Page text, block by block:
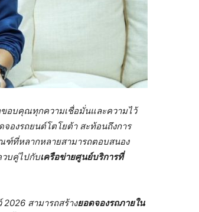
อบคุณทุกความเชื่อมั่นและความไว้
องรถยนต์โตโยต้า สะท้อนถึงการ
ฑ์ที่หลากหลายสามารถตอบสนอง
วบคู่ไปกับเครือข่ายศูนย์บริการที่
2026 สามารถสร้างยอดจองรถภายใน